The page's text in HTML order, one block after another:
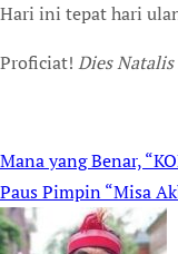
Hari ini tepat hari
Proficiat! Dies Natalis
Post
navigation
Mana yang Benar,
Paus Pimpin “Misa